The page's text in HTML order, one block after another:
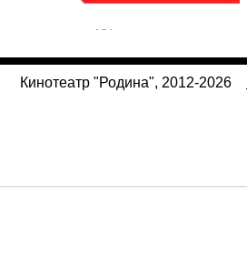
Кинотеатр "Родина", 2012-2026